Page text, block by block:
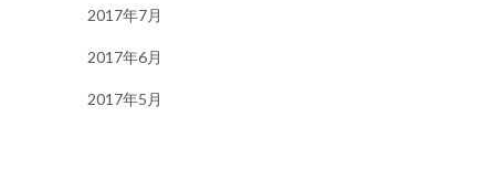
2017年7月
2017年6月
2017年5月